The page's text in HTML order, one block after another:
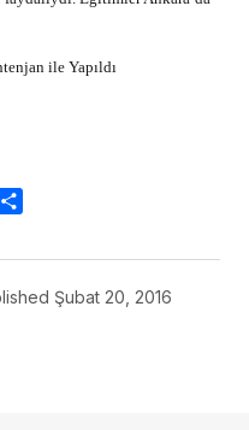
Print
Şubat 20, 2016